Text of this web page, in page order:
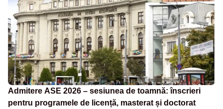
Admitere ASE 2026 – sesiunea de toamnă: înscrieri
pentru programele de licență, masterat și doctorat